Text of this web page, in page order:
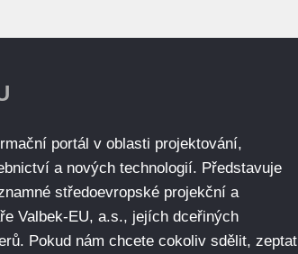
portál v oblasti projektování,
a nových technologií. Představuje
středoevropské projekční a
Valbek-EU, a.s., jejích dceřiných
Pokud nám chcete cokoliv sdělit, zeptat